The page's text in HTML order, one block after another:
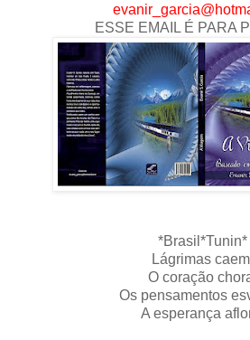
ESSE EMAIL É PARA
*Brasil*Tunin*
Lágrimas
O coração
Os pensamentos
A esperança